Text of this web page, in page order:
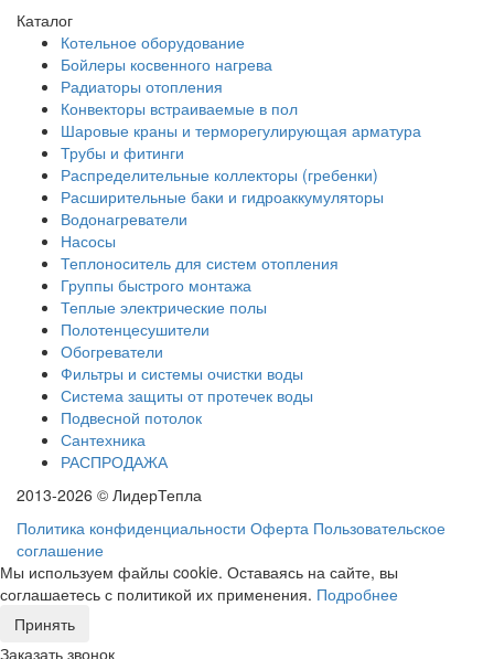
Каталог
Котельное оборудование
Бойлеры косвенного нагрева
Радиаторы отопления
Конвекторы встраиваемые в пол
Шаровые краны и терморегулирующая арматура
Трубы и фитинги
Распределительные коллекторы (гребенки)
Расширительные баки и гидроаккумуляторы
Водонагреватели
Насосы
Теплоноситель для систем отопления
Группы быстрого монтажа
Теплые электрические полы
Полотенцесушители
Обогреватели
Фильтры и системы очистки воды
Система защиты от протечек воды
Подвесной потолок
Сантехника
РАСПРОДАЖА
2013-2026 © ЛидерТепла
Политика конфиденциальности Оферта Пользовательское
соглашение
Мы используем файлы cookie. Оставаясь на сайте, вы
соглашаетесь с политикой их применения. Подробнее
Принять
Заказать звонок